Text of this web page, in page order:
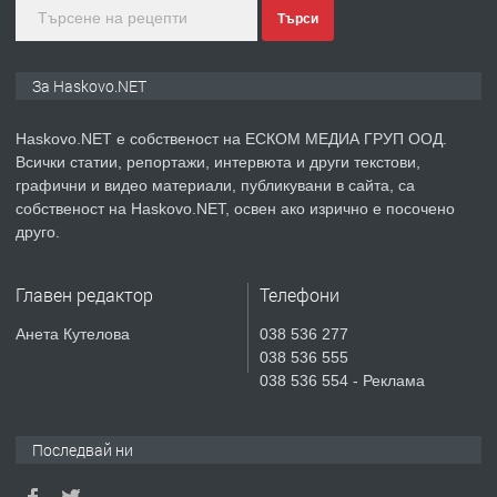
преди 5 дни
ПРЕДЛАГА
Продавам парцел в гр. Хасково кв.
СГЛОБЯВАНЕ НА МЕБЕЛИ.
Търси
За Haskovo.NET
Haskovo.NET е собственост на ЕСКОМ МЕДИА ГРУП ООД.
Всички статии, репортажи, интервюта и други текстови,
графични и видео материали, публикувани в сайта, са
собственост на Haskovo.NET, освен ако изрично е посочено
друго.
Главен редактор
Анета Кутелова
Телефони
038 536 277
038 536 555
038 536 554 - Реклама
Последвай ни